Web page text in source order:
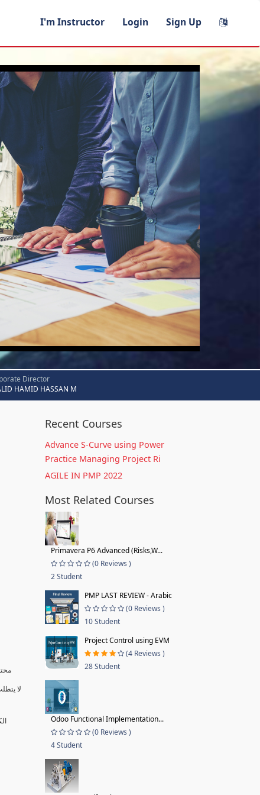
I'm Instructor Login Sign Up
Director
HAMID HASSAN M
لا
Recent Courses
Advance S-Curve using Power
Practice Managing Project Ri
AGILE IN PMP 2022
Most Related Courses
Primavera P6 Advanced (Risks,W...
(0 Reviews )
2 Student
PMP LAST REVIEW - Arabic
(0 Reviews )
10 Student
Project Control using EVM
(4 Reviews )
28 Student
Odoo Functional Implementation...
(0 Reviews )
4 Student